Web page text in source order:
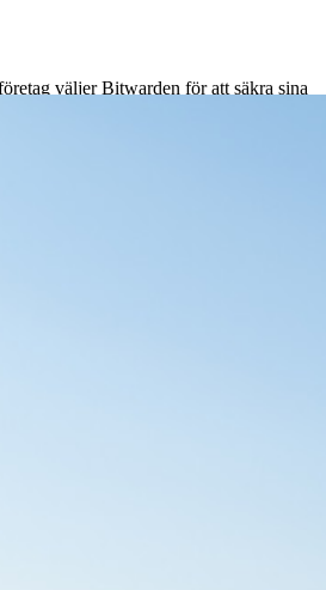
väljer Bitwarden för att säkra sina